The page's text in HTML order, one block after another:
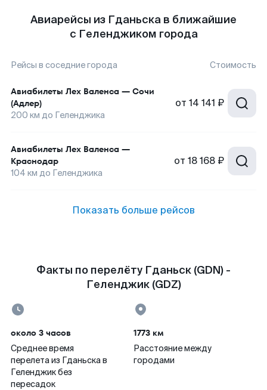
Авиарейсы из Гданьска в ближайшие
с Геленджиком города
Рейсы в соседние города Стоимость
Авиабилеты Лех Валенса — Сочи
(Адлер)
200 км до Геленджика
от 14 141 ₽
Авиабилеты Лех Валенса —
Краснодар
104 км до Геленджика
от 18 168 ₽
Показать больше рейсов
Факты по перелёту Гданьск (GDN) -
Геленджик (GDZ)
около 3 часов
Среднее время
перелета из Гданьска в
Геленджик без
пересадок
1773 км
Расстояние между
городами